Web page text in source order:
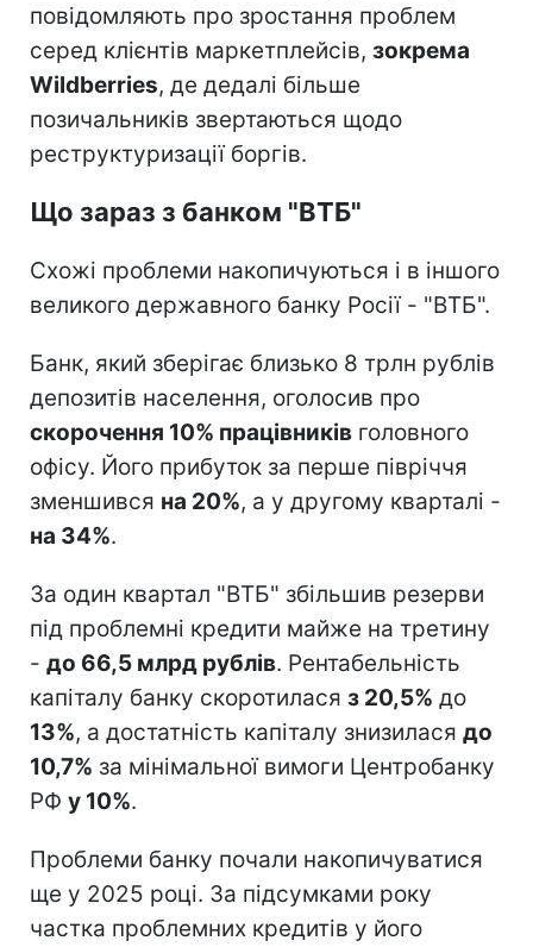
повідомляють про зростання проблем
серед клієнтів маркетплейсів, зокрема
Wildberries, де дедалі більше
позичальників звертаються щодо
реструктуризації боргів.
Що зараз з банком "ВТБ"
Схожі проблеми накопичуються і в іншого
великого державного банку Росії - "ВТБ".
Банк, який зберігає близько 8 трлн рублів
депозитів населення, оголосив про
скорочення 10% працівників головного
офісу. Його прибуток за перше півріччя
зменшився на 20%, а у другому кварталі -
на 34%.
За один квартал "ВТБ" збільшив резерви
під проблемні кредити майже на третину
- до 66,5 млрд рублів. Рентабельність
капіталу банку скоротилася з 20,5% до
13%, а достатність капіталу знизилася до
10,7% за мінімальної вимоги Центробанку
РФ у 10%.
Проблеми банку почали накопичуватися
ще у 2025 році. За підсумками року
частка проблемних кредитів у його